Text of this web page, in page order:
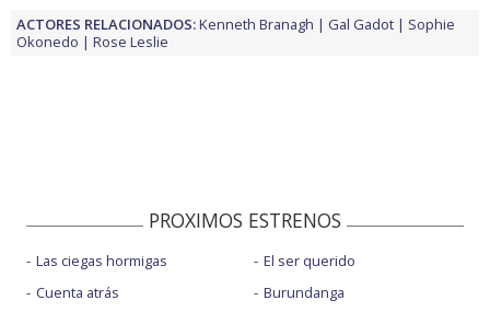
ACTORES RELACIONADOS:Kenneth Branagh Gal Gadot
Sophie
Okonedo
Rose Leslie
PROXIMOS ESTRENOS
Las ciegas hormigas
Cuenta atrás
El ser querido
Burundanga